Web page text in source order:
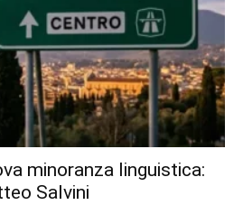
minoranza linguistica:
Salvini